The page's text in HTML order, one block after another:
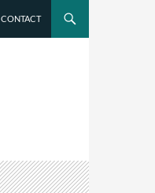
CONTACT